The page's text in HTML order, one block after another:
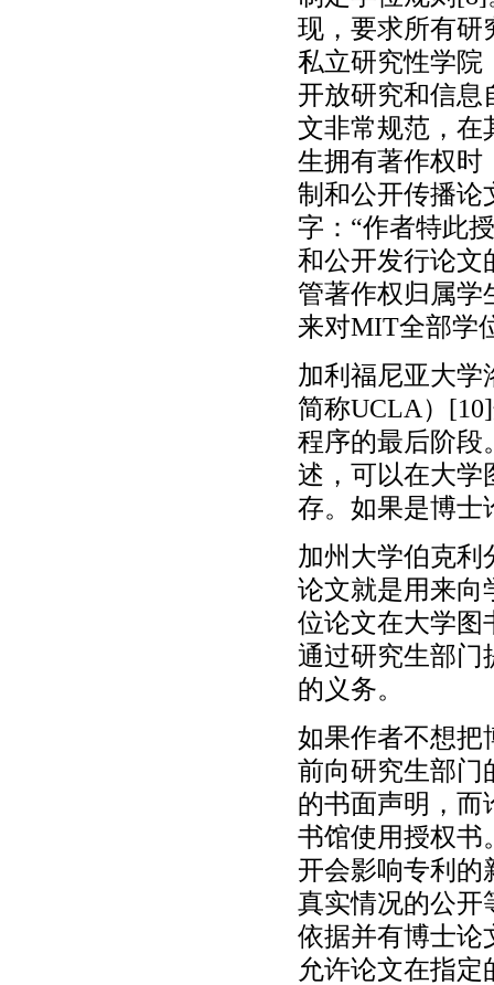
现，要求所有研
私立研究性学院
开放研究和信息
文非常规范，在
生拥有著作权时
制和公开传播论
字：“作者特此
和公开发行论文
管著作权归属学
来对MIT全部学
加利福尼亚大学
简称UCLA）
程序的最后阶段
述，可以在大学
存。如果是博士
加州大学伯克利
论文就是用来向
位论文在大学图
通过研究生部门
的义务。
如果作者不想把
前向研究生部门
的书面声明，而
书馆使用授权书
开会影响专利的
真实情况的公开
依据并有博士论
允许论文在指